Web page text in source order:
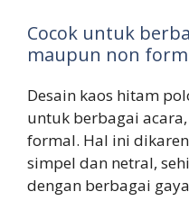
Cocok untuk
maupun non
Desain kaos hitam
untuk berbagai
formal. Hal ini
simpel dan netral,
dengan berbagai